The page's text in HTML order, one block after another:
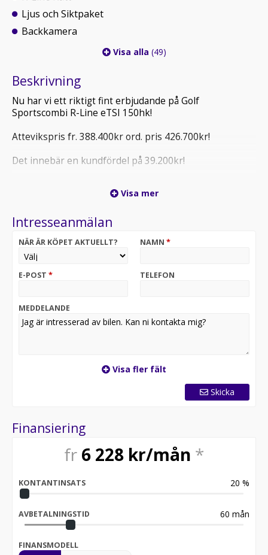
Ljus och Siktpaket
Backkamera
Visa alla (49)
Beskrivning
Nu har vi ett riktigt fint erbjudande på Golf
Sportscombi R-Line eTSI 150hk!
Attevikspris fr. 388.400kr ord. pris 426.700kr!
Det innebär en kundfördel på 39.200kr!
innan ni kommer) kontakta oss säljare på 0380-55 63
Öppettider | Mån-Fre 9-18 | Lör 10-14 |
Vi tillhandahåller förmånlig finansiering och försäkring.
Uppläggnings- och administrationsavgift tillkommer.
Reservation för slutförsäljning. Bilen i annonsen kan
Visa mer
Intresseanmälan
NÄR ÄR KÖPET AKTUELLT? NAMN *
E-POST * TELEFON
MEDDELANDE
Visa fler fält
Skicka
Finansiering
fr 6 228 kr/mån *
KONTANTINSATS 20 %
AVBETALNINGSTID 60 mån
FINANSMODELL